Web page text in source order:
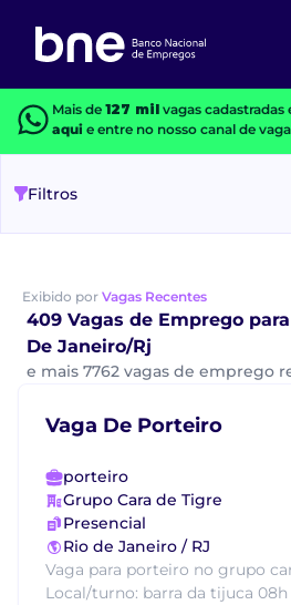
Mais de 127 milvagas cadastradas
aquie entre no nosso canal de
Filtros
Exibido por Vagas Recentes
409 Vagas de Emprego
De Janeiro/Rj
e mais 7762 vagas de emprego
Vaga De Porteiro
porteiro
Grupo Cara de Tigre
Presencial
Rio de Janeiro / RJ
Vaga para porteiro no grupo
Local/turno: barra da tijuca 08h